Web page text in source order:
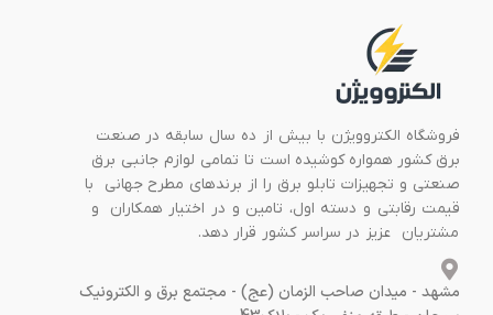
فروشگاه الکتروویژن با بیش از ده سال سابقه در صنعت
برق کشور همواره کوشیده است تا تمامی لوازم جانبی برق
صنعتی و تجهیزات تابلو برق را از برندهای مطرح جهانی با
قیمت رقابتی و دسته اول، تامین و در اختیار همکاران و
مشتریان عزیز در سراسر کشور قرار دهد.
مشهد - میدان صاحب الزمان (عج) - مجتمع برق و الکترونیک